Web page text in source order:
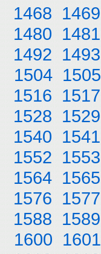
1468 1469
1480 1481
1492 1493
1504 1505
1516 1517
1528 1529
1540 1541
1552 1553
1564 1565
1576 1577
1588 1589
1600 1601